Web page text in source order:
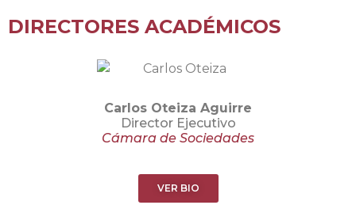
DIRECTORES ACADÉMICOS
Carlos Oteiza Aguirre
Director Ejecutivo
Cámara de Sociedades
VER BIO